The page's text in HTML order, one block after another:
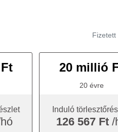
Fizetett
20 millió
20 évre
Induló
126 567 Ft /